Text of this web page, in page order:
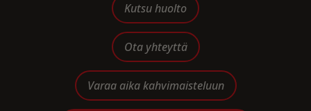
Kutsu huolto
Ota yhteyttä
Varaa aika kahvimaisteluun